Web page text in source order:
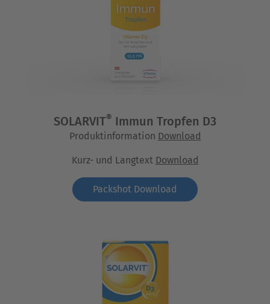
SOLARVIT® Immun Tropfen D3
Produktinformation Download
Kurz- und Langtext Download
Packshot Download